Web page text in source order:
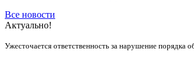
Все новости
Актуально!
Ужесточается ответственность за нарушение порядка